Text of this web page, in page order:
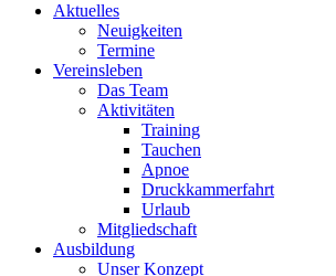
Aktuelles
Neuigkeiten
Termine
Vereinsleben
Das Team
Aktivitäten
Training
Tauchen
Apnoe
Druckkammerfahrt
Urlaub
Mitgliedschaft
Ausbildung
Unser Konzept